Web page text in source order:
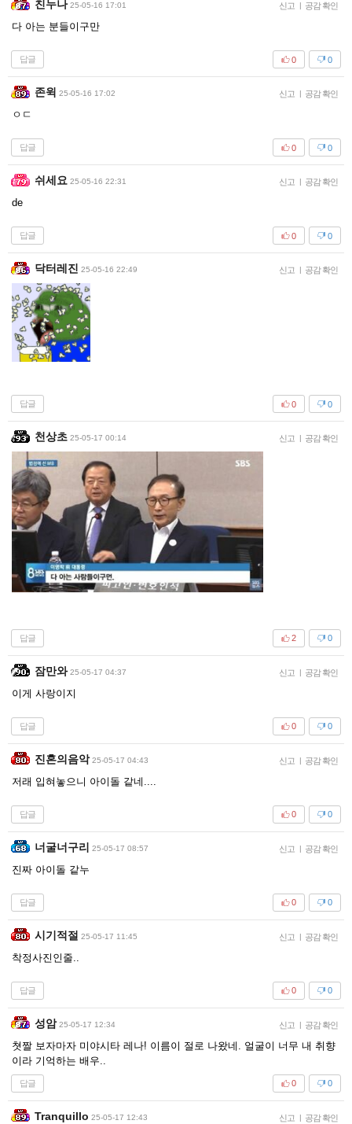
친누나 25-05-16 17:01 신고 | 공감 확인
다 아는 분들이구만
답글 0
0
존윅 25-05-16 17:02 신고 | 공감 확인
ㅇㄷ
답글 0
0
쉬세요 25-05-16 22:31 신고 | 공감 확인
de
답글 0
0
닥터레진 25-05-16 22:49 신고 | 공감 확인
답글 0
0
천상초 25-05-17 00:14 신고 | 공감 확인
답글 0
2
잠만와 25-05-17 04:37 신고 | 공감 확인
이게 사랑이지
답글 0
0
진혼의음악 25-05-17 04:43 신고 | 공감 확인
저래 입혀놓으니 아이돌 같네....
답글 0
0
너굴너구리 25-05-17 08:57 신고 | 공감 확인
진짜 아이돌 같누
답글 0
0
시기적절 25-05-17 11:45 신고 | 공감 확인
착정사진인줄..
답글 0
0
성암 25-05-17 12:34 신고 | 공감 확인
쳣짤 보자마자 미야시타 레나! 이름이 절로 나왔네. 얼굴이 너무 내 취향
이라 기억하는 배우..
답글 0
0
Tranquillo 25-05-17 12:43 신고 | 공감 확인